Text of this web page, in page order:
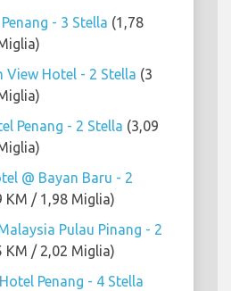
- 3 Stella (1,78
View Hotel - 2 Stella (3
Penang - 2 Stella (3,09
@ Bayan Baru - 2
KM / 1,98 Miglia)
Pulau Pinang - 2
KM / 2,02 Miglia)
Penang - 4 Stella